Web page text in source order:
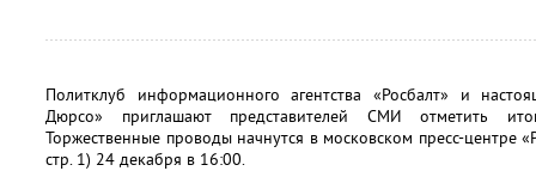
Политклуб информационного агентства «Росбалт» и
Дюрсо» приглашают представителей СМИ отметить
Торжественные проводы начнутся в московском пресс-центре
стр. 1) 24 декабря в 16:00.